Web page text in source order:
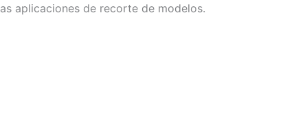
aplicaciones de recorte de modelos.